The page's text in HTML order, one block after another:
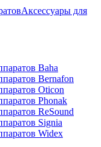
Аксессуары для
Baha
Bernafon
Oticon
Phonak
ReSound
Signia
Widex